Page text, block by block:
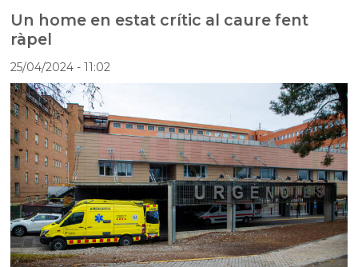
Un home en estat crític al caure fent
ràpel
25/04/2024- 11:02